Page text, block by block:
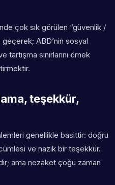
çok sık görülen “güvenlik /
ABD’nin sosyal
tartışma sınırlarını örnek
teşekkür,
genellikle basittir: doğru
ve nazik bir teşekkür.
ama nezaket çoğu zaman